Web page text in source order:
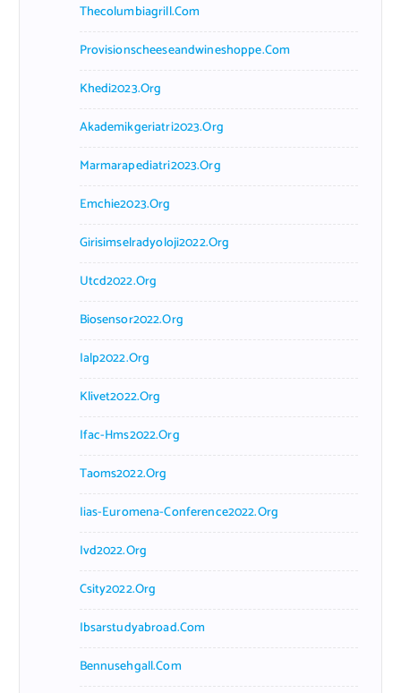
Thecolumbiagrill.com
Provisionscheeseandwineshoppe.com
Khedi2023.org
Akademikgeriatri2023.org
Marmarapediatri2023.org
Emchie2023.org
Girisimselradyoloji2022.org
Utcd2022.org
Biosensor2022.org
Ialp2022.org
Klivet2022.org
Ifac-Hms2022.org
Taoms2022.org
Iias-Euromena-Conference2022.org
Ivd2022.org
Csity2022.org
Ibsarstudyabroad.com
Bennusehgall.com